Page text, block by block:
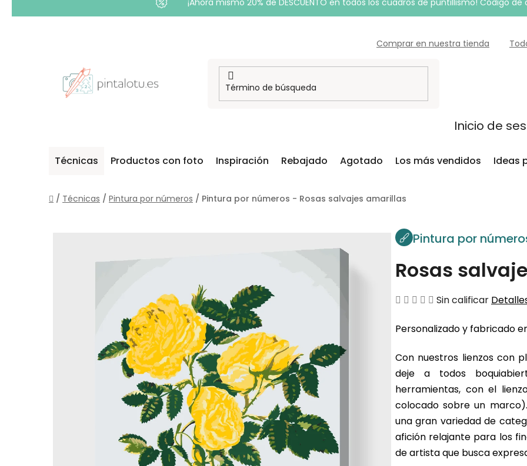
¡Ahora mismo 20% de DESCUENTO en todos los cuadros de puntillismo! Código
Comprar en nuestra tienda
Inicio de
Técnicas Productos con foto Inspiración Rebajado Agotado Los más vendidos Ideas
Inicio
/ Técnicas / Pintura por números / Pintura por números - Rosas salvajes amarillas
Pintura por
Rosas
La
media
producto
es
de
0,0
sobre
5
estrellas.
Sin calificar
Personalizado y fabricado
Con nuestros lienzos con
deje a todos
herramientas, con el
colocado sobre un
una gran variedad de
afición relajante para los
de artista que busca